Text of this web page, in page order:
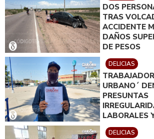
DOS
TRAS
ACCIDENTE
DAÑOS
DE PESOS
DELICIAS
URBANO´
PRESUNTAS
LABORALES
INJUSTIFICADO
DELICIAS